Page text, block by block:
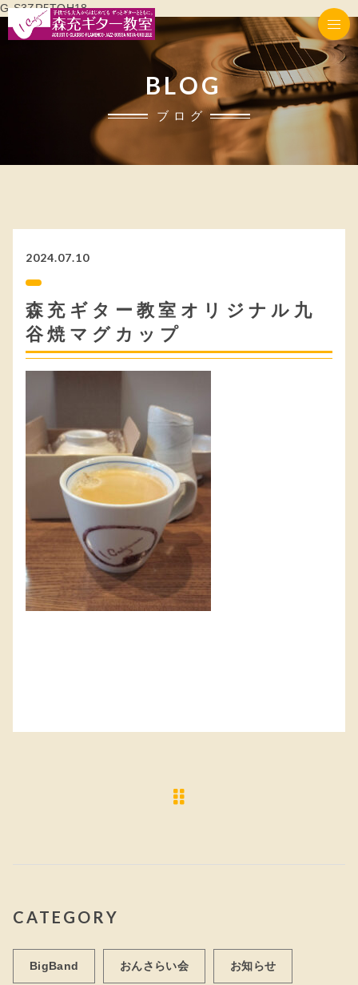
G-S3ZR5TQH18
BLOG
ブログ
2024.07.10
森充ギター教室オリジナル九
谷焼マグカップ
CATEGORY
BigBand おんさらい会 お知らせ